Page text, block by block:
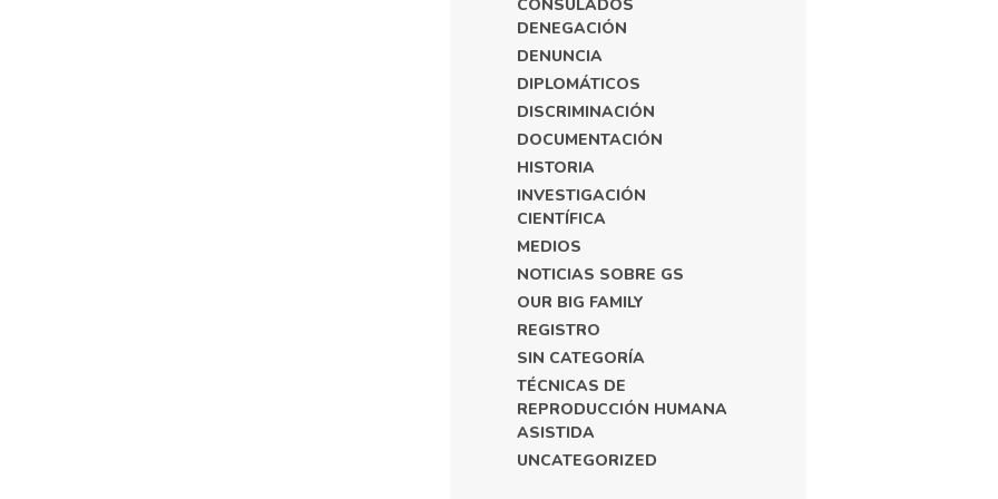
CONSULADOS
DENEGACIÓN
DENUNCIA
DIPLOMÁTICOS
DISCRIMINACIÓN
DOCUMENTACIÓN
HISTORIA
INVESTIGACIÓN
CIENTÍFICA
MEDIOS
NOTICIAS SOBRE GS
OUR BIG FAMILY
REGISTRO
SIN CATEGORÍA
TÉCNICAS DE
REPRODUCCIÓN HUMANA
ASISTIDA
UNCATEGORIZED